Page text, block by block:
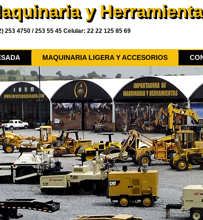
y
253 4750 / 253 55 45 Celular: 22 22 125 85 69
MAQUINARIA LIGERA Y ACCESORIOS